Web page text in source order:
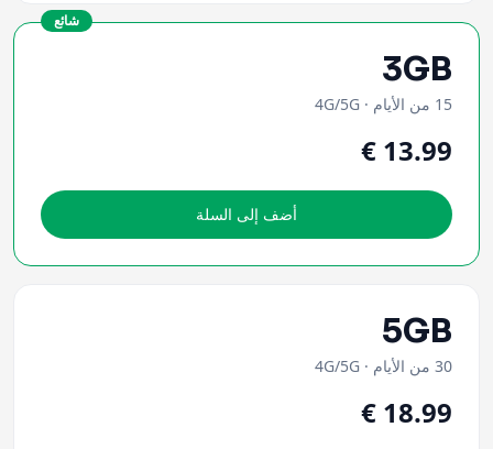
شائع
3GB
15 من الأيام ·
4G/5G
أضف إلى السلة
5GB
30 من الأيام ·
4G/5G